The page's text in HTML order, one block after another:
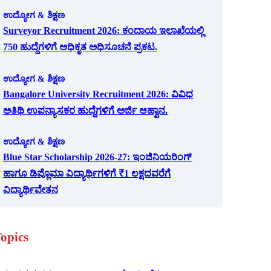
ಉದ್ಯೋಗ & ಶಿಕ್ಷಣ
Surveyor Recruitment 2026: ಕಂದಾಯ ಇಲಾಖೆಯಲ್ಲಿ
750 ಹುದ್ದೆಗಳಿಗೆ ಅಧಿಕೃತ ಅಧಿಸೂಚನೆ ಪ್ರಕಟ.
ಉದ್ಯೋಗ & ಶಿಕ್ಷಣ
Bangalore University Recruitment 2026: ವಿವಿಧ
ಅತಿಥಿ ಉಪನ್ಯಾಸಕರ ಹುದ್ದೆಗಳಿಗೆ ಅರ್ಜಿ ಆಹ್ವಾನ.
ಉದ್ಯೋಗ & ಶಿಕ್ಷಣ
Blue Star Scholarship 2026-27: ಇಂಜಿನಿಯರಿಂಗ್
ಹಾಗೂ ಡಿಪ್ಲೊಮಾ ವಿದ್ಯಾರ್ಥಿಗಳಿಗೆ ₹1 ಲಕ್ಷದವರೆಗೆ
ವಿದ್ಯಾರ್ಥಿವೇತನ